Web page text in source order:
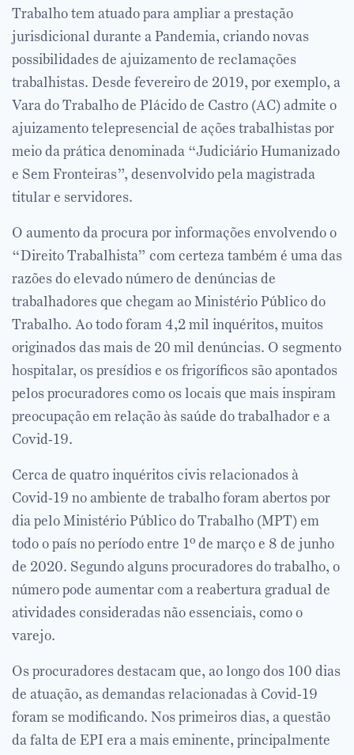
Trabalho tem atuado para ampliar a prestação
jurisdicional durante a Pandemia, criando novas
possibilidades de ajuizamento de reclamações
trabalhistas. Desde fevereiro de 2019, por exemplo, a
Vara do Trabalho de Plácido de Castro (AC) admite o
ajuizamento telepresencial de ações trabalhistas por
meio da prática denominada “Judiciário Humanizado
e Sem Fronteiras”, desenvolvido pela magistrada
titular e servidores.
O aumento da procura por informações envolvendo o
“Direito Trabalhista” com certeza também é uma das
razões do elevado número de denúncias de
trabalhadores que chegam ao Ministério Público do
Trabalho. Ao todo foram 4,2 mil inquéritos, muitos
originados das mais de 20 mil denúncias. O segmento
hospitalar, os presídios e os frigoríficos são apontados
pelos procuradores como os locais que mais inspiram
preocupação em relação às saúde do trabalhador e a
Covid-19.
Cerca de quatro inquéritos civis relacionados à
Covid-19 no ambiente de trabalho foram abertos por
dia pelo Ministério Público do Trabalho (MPT) em
todo o país no período entre 1º de março e 8 de junho
de 2020. Segundo alguns procuradores do trabalho, o
número pode aumentar com a reabertura gradual de
atividades consideradas não essenciais, como o
varejo.
Os procuradores destacam que, ao longo dos 100 dias
de atuação, as demandas relacionadas à Covid-19
foram se modificando. Nos primeiros dias, a questão
da falta de EPI era a mais eminente, principalmente